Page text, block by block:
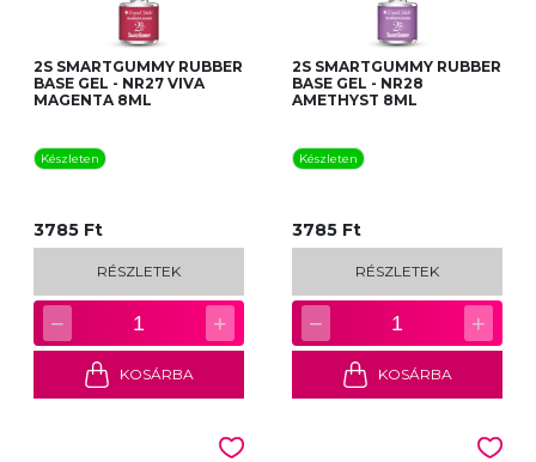
2S SMARTGUMMY RUBBER
BASE GEL - NR27 VIVA
MAGENTA 8ML
Készleten
3785 Ft
RÉSZLETEK
− 1 +
KOSÁRBA
2S SMARTGUMMY RUBBER
BASE GEL - NR28
AMETHYST 8ML
Készleten
3785 Ft
RÉSZLETEK
− 1 +
KOSÁRBA